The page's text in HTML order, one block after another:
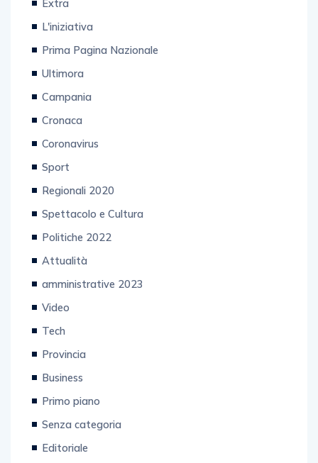
Extra
L'iniziativa
Prima Pagina Nazionale
Ultimora
Campania
Cronaca
Coronavirus
Sport
Regionali 2020
Spettacolo e Cultura
Politiche 2022
Attualità
amministrative 2023
Video
Tech
Provincia
Business
Primo piano
Senza categoria
Editoriale